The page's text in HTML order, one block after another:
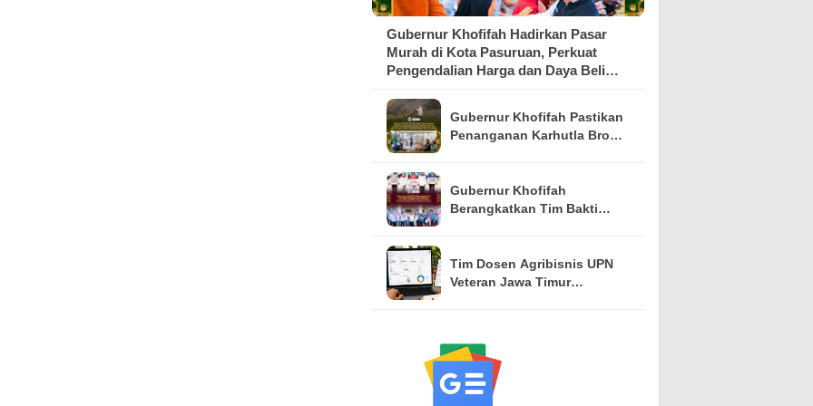
Gubernur Khofifah Hadirkan Pasar
Murah di Kota Pasuruan, Perkuat
Pengendalian Harga dan Daya Beli
Gubernur Khofifah Pastikan
Penanganan Karhutla Bromo
Dikerahkan
Gubernur Khofifah
Berangkatkan Tim Bakti
Keluarga Pahlawan dan
Perintis Kemerdekaan
Tim Dosen Agribisnis UPN
Veteran Jawa Timur